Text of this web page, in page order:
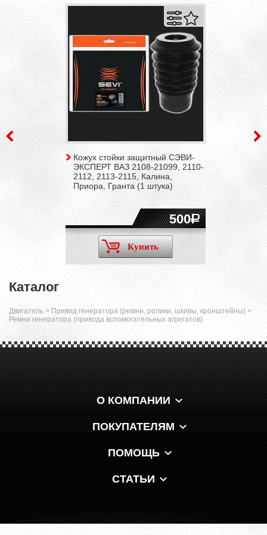
Кожух стойки защитный СЭВИ-
ЭКСПЕРТ ВАЗ 2108-21099, 2110-
2112, 2113-2115, Калина,
Приора, Гранта (1 штука)
500
Купить
Каталог
Двигатель > Привод генератора (ремни, ролики, шкивы, кронштейны) >
Ремни генератора (привода вспомогательных агрегатов)
О КОМПАНИИ
ПОКУПАТЕЛЯМ
ПОМОЩЬ
СТАТЬИ